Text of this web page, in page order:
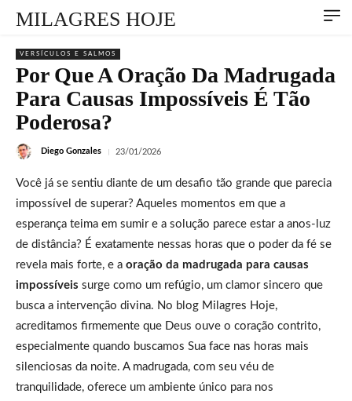
MILAGRES HOJE
VERSÍCULOS E SALMOS
Por Que A Oração Da Madrugada
Para Causas Impossíveis É Tão
Poderosa?
Diego Gonzales 23/01/2026
Você já se sentiu diante de um desafio tão grande que parecia
impossível de superar? Aqueles momentos em que a
esperança teima em sumir e a solução parece estar a anos-luz
de distância? É exatamente nessas horas que o poder da fé se
revela mais forte, e a oração da madrugada para causas
impossíveis surge como um refúgio, um clamor sincero que
busca a intervenção divina. No blog Milagres Hoje,
acreditamos firmemente que Deus ouve o coração contrito,
especialmente quando buscamos Sua face nas horas mais
silenciosas da noite. A madrugada, com seu véu de
tranquilidade, oferece um ambiente único para nos